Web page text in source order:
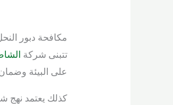
مكافحة دبور
تتبنى شركة
على البيئة
كذلك يعتمد نهج